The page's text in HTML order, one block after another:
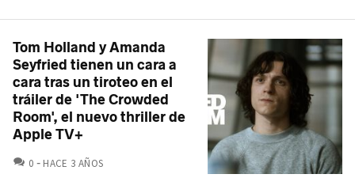
Tom Holland y Amanda
Seyfried tienen un cara a
cara tras un tiroteo en el
tráiler de 'The Crowded
Room', el nuevo thriller de
Apple TV+
0 COMENTARIOS
HACE 3 AÑOS